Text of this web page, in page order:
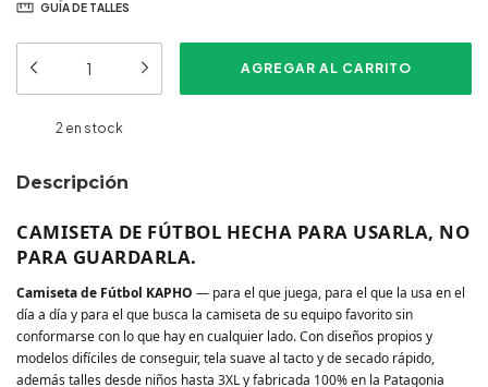
GUÍA DE TALLES
2 en stock
Descripción
CAMISETA DE FÚTBOL HECHA PARA USARLA, NO
PARA GUARDARLA.
Camiseta de Fútbol KAPHO — para el que juega, para el que la usa en el
día a día y para el que busca la camiseta de su equipo favorito sin
conformarse con lo que hay en cualquier lado. Con diseños propios y
modelos difíciles de conseguir, tela suave al tacto y de secado rápido,
además talles desde niños hasta 3XL y fabricada 100% en la Patagonia